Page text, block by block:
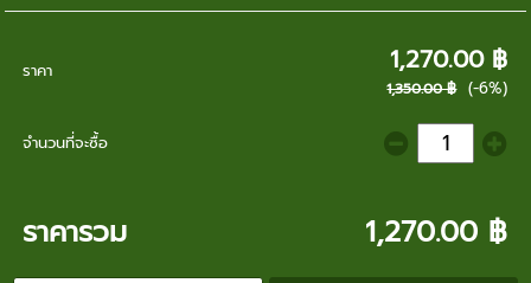
ราคา 1,270.00 ฿
1,350.00 ฿ (-6%)
จำนวนที่จะซื้อ
ราคารวม 1,270.00 ฿